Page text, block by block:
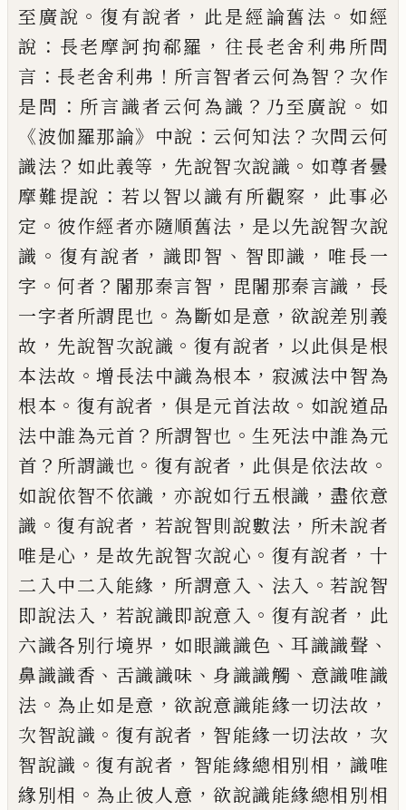
至廣說 。復有說者 ， 此是經論舊法 。 如經
說 ： 長老摩訶拘郗羅 ， 往長老舍利弗所問
言 ： 長老舍利弗 ！ 所言智者云何為智 ？ 次作
是問 ： 所言識者云何為識 ？ 乃至廣說 。 如
《波伽羅那論》 中說 ： 云何知法 ？ 次問云何
識法 ？ 如此義等 ， 先說智次說識 。 如尊者曇
摩難提說 ： 若以智以識有所觀察 ， 此事必
定 。 彼作經者亦隨順舊法 ， 是以先說智次說
識 。 復有說者 ， 識即智 、 智即識 ， 唯長一
字 。何者 ？ 闍那秦言智 ， 毘闍那秦言識 ， 長
一字者所謂毘也 。 為斷如是意 ，欲說差別義
故 ， 先說智次說識 。 復有說者 ， 以此俱是根
本法故 。增長法中識為根本 ， 寂滅法中智為
根本 。 復有說者 ， 俱是元首法故 。 如說道品
法中誰為元首 ？ 所謂智也 。生死法中誰為元
首 ？ 所謂識也 。 復有說者 ， 此俱是依法故 。
如說依智不依識 ，亦說如行五根識 ， 盡依意
識 。復有說者 ， 若說智則說數法 ， 所未說者
唯是心 ， 是故先說智次說心 。 復有說者 ， 十
二 入中二入能緣 ， 所謂意入 、 法入 。若說智
即說法入 ， 若說識即說意入 。 復有說者 ， 此
六識各別行境界 ， 如眼識識色 、耳識識聲 、
鼻識識香 、 舌識識味 、 身識識觸 、 意識唯識
法 。 為止如是意 ，欲說意識能緣一切法故 ，
次智說識 。 復有說者 ， 智能緣一切法故 ， 次
智說識 。復有說者 ， 智能緣總相別相 ，識唯
緣別相 。 為止彼人意 ，欲說識能緣總相別相